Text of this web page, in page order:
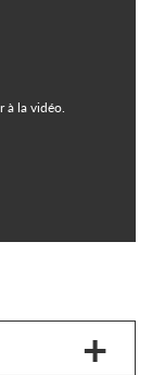
à la vidéo.